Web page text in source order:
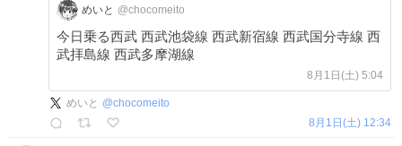
めいと @chocomeito
今日乗る西武 西武池袋線 西武新宿線 西武国分寺線 西
武拝島線 西武多摩湖線
8月1日(土) 5:04
めいと @chocomeito
8月1日(土) 12:34